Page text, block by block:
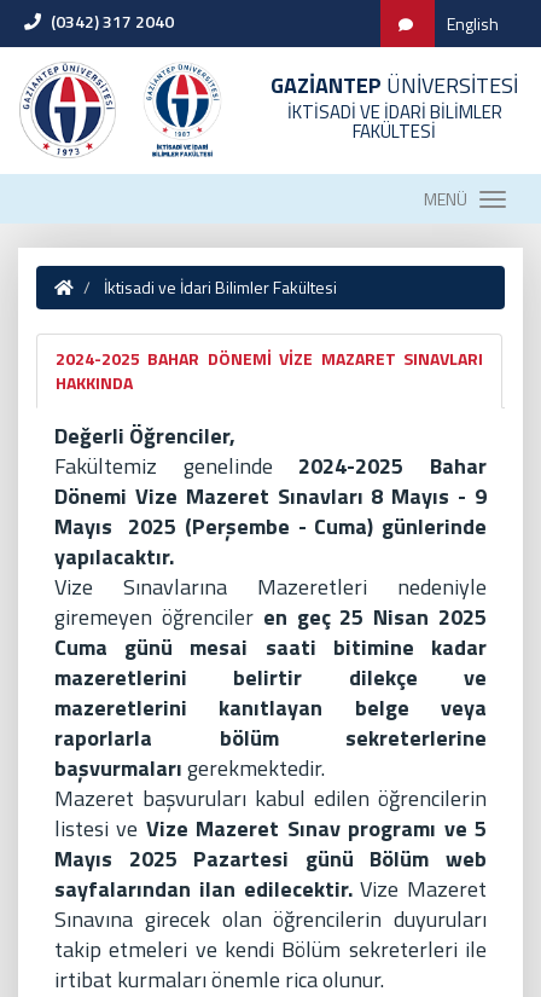
(0342) 317 2040 English
GAZİANTEP ÜNİVERSİTESİ
İKTİSADİ VE İDARİ BİLİMLER
FAKÜLTESİ
MENÜ
İktisadi ve İdari Bilimler Fakültesi
2024-2025 BAHAR DÖNEMİ VİZE MAZARET SINAVLARI
HAKKINDA
Değerli Öğrenciler,
Fakültemiz genelinde 2024-2025 Bahar
Dönemi Vize Mazeret Sınavları 8 Mayıs - 9
Mayıs 2025 (Perşembe - Cuma) günlerinde
yapılacaktır.
Vize Sınavlarına Mazeretleri nedeniyle
giremeyen öğrenciler en geç 25 Nisan 2025
Cuma günü mesai saati bitimine kadar
mazeretlerini belirtir dilekçe ve
mazeretlerini kanıtlayan belge veya
raporlarla bölüm sekreterlerine
başvurmalarıgerekmektedir.
Mazeret başvuruları kabul edilen öğrencilerin
listesi ve Vize Mazeret Sınav programı ve 5
Mayıs 2025 Pazartesi günü Bölüm web
sayfalarından ilan edilecektir.Vize Mazeret
Sınavına girecek olan öğrencilerin duyuruları
takip etmeleri ve kendi Bölüm sekreterleri ile
irtibat kurmaları önemle rica olunur.